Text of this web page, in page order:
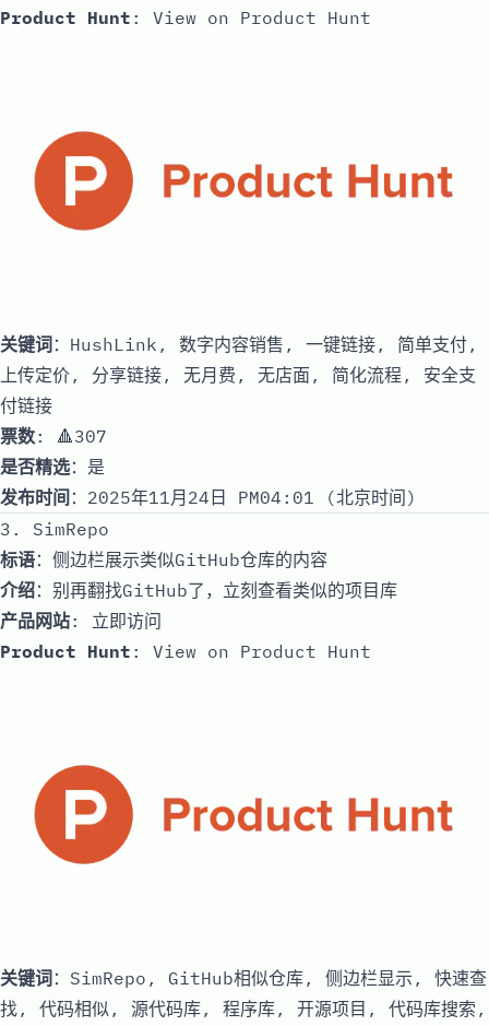
Product Hunt : View on Product Hunt
关键词 ：HushLink, 数字内容销售, 一键链接, 简单支付,
上传定价, 分享链接, 无月费, 无店面, 简化流程, 安全支
付链接
票数: 🔺307
是否精选：是
发布时间 ：2025年11月24日 PM04:01 (北京时间)
3. SimRepo
标语：侧边栏展示类似GitHub仓库的内容
介绍：别再翻找GitHub了，立刻查看类似的项目库
产品网站: 立即访问
Product Hunt : View on Product Hunt
关键词：SimRepo, GitHub相似仓库, 侧边栏显示, 快速查
找, 代码相似, 源代码库, 程序库, 开源项目, 代码库搜索,